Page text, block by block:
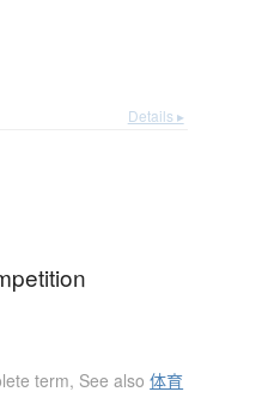
Details ▸
term, See also体育